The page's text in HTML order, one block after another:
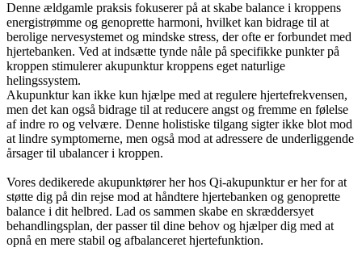
Denne ældgamle praksis fokuserer på at skabe balance i kroppens
energistrømme og genoprette harmoni, hvilket kan bidrage til at
berolige nervesystemet og mindske stress, der ofte er forbundet med
hjertebanken. Ved at indsætte tynde nåle på specifikke punkter på
kroppen stimulerer akupunktur kroppens eget naturlige
helingssystem.
Akupunktur kan ikke kun hjælpe med at regulere hjertefrekvensen,
men det kan også bidrage til at reducere angst og fremme en følelse
af indre ro og velvære. Denne holistiske tilgang sigter ikke blot mod
at lindre symptomerne, men også mod at adressere de underliggende
årsager til ubalancer i kroppen.
Vores dedikerede akupunktører her hos Qi-akupunktur er her for at
støtte dig på din rejse mod at håndtere hjertebanken og genoprette
balance i dit helbred. Lad os sammen skabe en skræddersyet
behandlingsplan, der passer til dine behov og hjælper dig med at
opnå en mere stabil og afbalanceret hjertefunktion.